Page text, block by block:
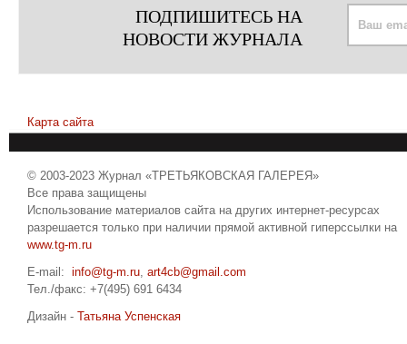
ПОДПИШИТЕСЬ НА
НОВОСТИ ЖУРНАЛА
Карта сайта
© 2003-2023 Журнал «ТРЕТЬЯКОВСКАЯ ГАЛЕРЕЯ»
Все права защищены
Использование материалов сайта на других интернет-ресурсах
разрешается только при наличии прямой активной гиперссылки на
www.tg-m.ru
E-mail: info@tg-m.ru, art4cb@gmail.com
Тел./факс: +7(495) 691 6434
Дизайн - Татьяна Успенская